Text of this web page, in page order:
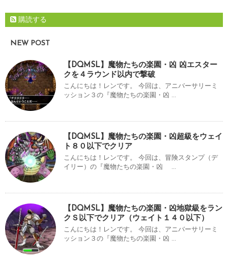
購読する
NEW POST
【DQMSL】魔物たちの楽園・凶 凶エスター
クを４ラウンド以内で撃破
こんにちは！レンです。 今回は、アニバーサリーミ
ッション３の『魔物たちの楽園・凶 ...
【DQMSL】魔物たちの楽園・凶超級をウェイ
ト８０以下でクリア
こんにちは！レンです。 今回は、冒険スタンプ（デ
イリー）の『魔物たちの楽園・凶 ...
【DQMSL】魔物たちの楽園・凶地獄級をラン
クＳ以下でクリア（ウェイト１４０以下）
こんにちは！レンです。 今回は、アニバーサリーミ
ッション３の『魔物たちの楽園・凶 ...